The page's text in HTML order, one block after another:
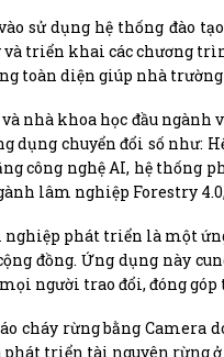
sử dụng hệ thống đào
triển khai các chương
toàn diện giúp nhà
và nhà khoa học đầu
dụng chuyển đổi số
công nghệ AI, hệ
lâm nghiệp Forestry
nghiệp phát triển là một
đồng. Ứng dụng này
người trao đổi, đóng
cháy rừng bằng
phát triển tài nguyên rừng